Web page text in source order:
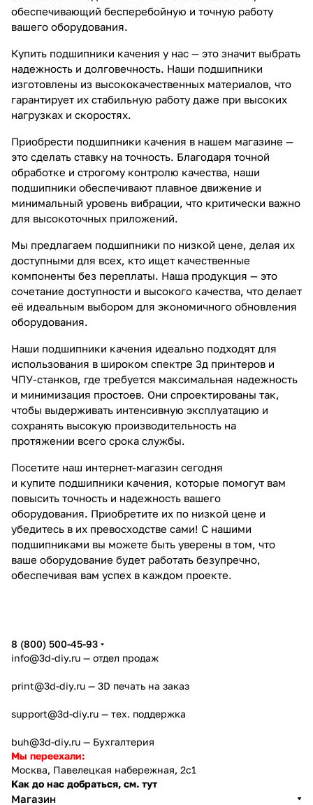
обеспечивающий бесперебойную и точную работу
вашего оборудования.
Купить подшипники качения у нас — это значит выбрать
надежность и долговечность. Наши подшипники
изготовлены из высококачественных материалов, что
гарантирует их стабильную работу даже при высоких
нагрузках и скоростях.
Приобрести подшипники качения в нашем магазине —
это сделать ставку на точность. Благодаря точной
обработке и строгому контролю качества, наши
подшипники обеспечивают плавное движение и
минимальный уровень вибрации, что критически важно
для высокоточных приложений.
Мы предлагаем подшипники по низкой цене, делая их
доступными для всех, кто ищет качественные
компоненты без переплаты. Наша продукция — это
сочетание доступности и высокого качества, что делает
её идеальным выбором для экономичного обновления
оборудования.
Наши подшипники качения идеально подходят для
использования в широком спектре 3д принтеров и
ЧПУ-станков, где требуется максимальная надежность
и минимизация простоев. Они спроектированы так,
чтобы выдерживать интенсивную эксплуатацию и
сохранять высокую производительность на
протяжении всего срока службы.
Посетите наш интернет-магазин сегодня
и купите подшипники качения, которые помогут вам
повысить точность и надежность вашего
оборудования. Приобретите их по низкой цене и
убедитесь в их превосходстве сами! С нашими
подшипниками вы можете быть уверены в том, что
ваше оборудование будет работать безупречно,
обеспечивая вам успех в каждом проекте.
8 (800) 500-45-93
info@3d-diy.ru — отдел продаж
print@3d-diy.ru — 3D печать на заказ
support@3d-diy.ru — тех. поддержка
buh@3d-diy.ru — Бухгалтерия
Мы переехали:
Москва, Павелецкая набережная, 2с1
Как до нас добраться, см. тут
Магазин